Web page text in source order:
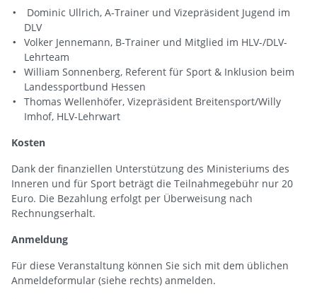
Dominic Ullrich, A-Trainer und Vizepräsident Jugend im
DLV
Volker Jennemann, B-Trainer und Mitglied im HLV-/DLV-
Lehrteam
William Sonnenberg, Referent für Sport & Inklusion beim
Landessportbund Hessen
Thomas Wellenhöfer, Vizepräsident Breitensport/Willy
Imhof, HLV-Lehrwart
Kosten
Dank der finanziellen Unterstützung des Ministeriums des
Inneren und für Sport beträgt die Teilnahmegebühr nur 20
Euro. Die Bezahlung erfolgt per Überweisung nach
Rechnungserhalt.
Anmeldung
Für diese Veranstaltung können Sie sich mit dem üblichen
Anmeldeformular (siehe rechts) anmelden.